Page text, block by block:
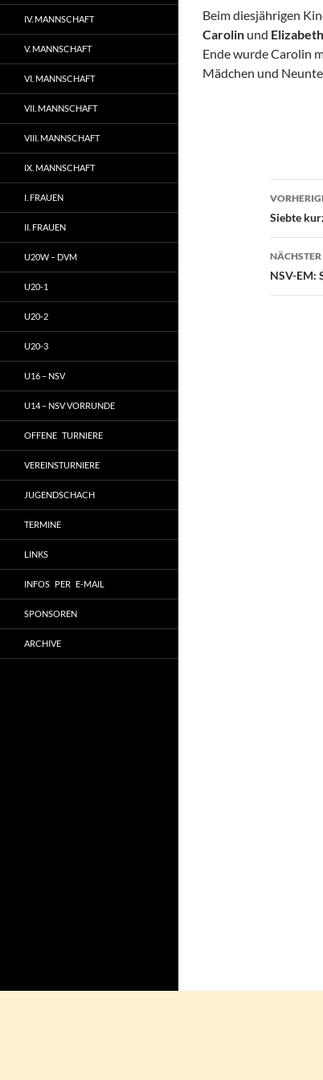
Beim diesjährigen
Carolin und
Ende wurde Carolin
Mädchen und
Siebte
NSV-EM:
IV. MANNSCHAFT
V. MANNSCHAFT
VI. MANNSCHAFT
VII. MANNSCHAFT
VIII. MANNSCHAFT
IX. MANNSCHAFT
I. FRAUEN
II. FRAUEN
U20W – DVM
U20-1
U20-2
U20-3
U16 – NSV
U14 – NSV VORRUNDE
OFFENE TURNIERE
VEREINSTURNIERE
JUGENDSCHACH
TERMINE
LINKS
INFOS PER E-MAIL
SPONSOREN
ARCHIVE